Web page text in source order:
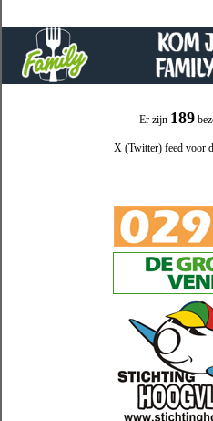
Er zijn 189
X (Twitter) feed voor